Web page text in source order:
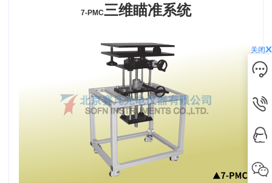
7-PMC三维瞄准系统
关闭